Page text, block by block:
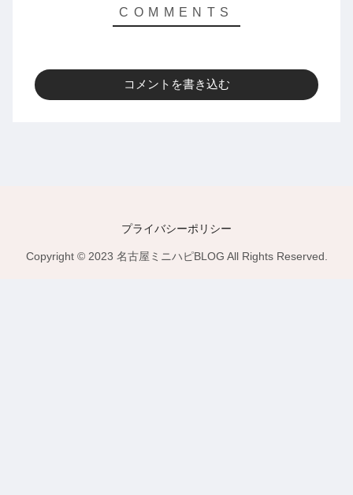
コメントを書き込む
プライバシーポリシー
Copyright © 2023 名古屋ミニハピBLOG All Rights Reserved.